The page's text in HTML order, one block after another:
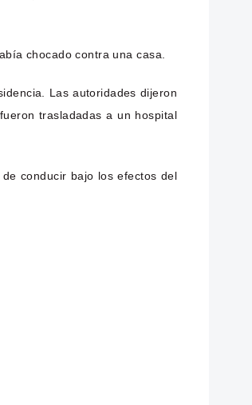
chocado contra una casa.
Las autoridades dijeron
trasladadas a un hospital
conducir bajo los efectos del